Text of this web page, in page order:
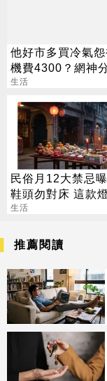
他好市多買冷氣
機費4300？網神
生活
民俗月12大禁忌
鞋頭勿對床 這款
掛
生活
推薦閱讀